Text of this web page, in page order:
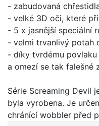
- zabudovaná
- velké 3D oči, které
- 5 x jasnější speciální
- velmi trvanlivý potah
- díky tvrdému
a omezí se tak falešné
Série Screaming Devil
byla vyrobena. Je
chránící wobbler před